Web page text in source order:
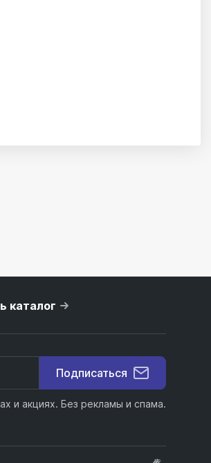
каталог
Подписаться
и акциях. Без рекламы и спама.